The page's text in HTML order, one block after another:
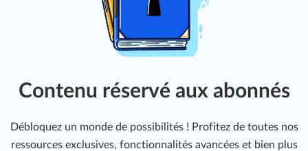
Contenu réservé aux abonnés
Débloquez un monde de possibilités ! Profitez de toutes nos
ressources exclusives, fonctionnalités avancées et bien plus